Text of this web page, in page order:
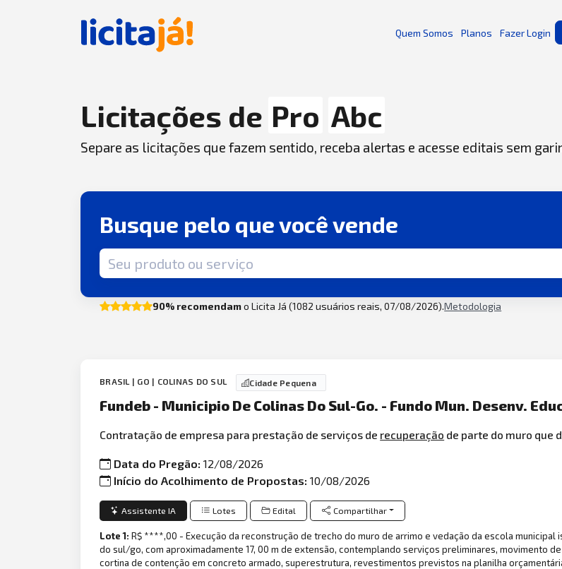
Quem Somos Planos Fazer Login
Licitações de Pro Abc
Separe as licitações que fazem sentido, receba alertas e acesse editais sem
Busque pelo que você vende
Termo de busca
90% recomendamo Licita Já (1082 usuários reais, 07/08/2026).Metodologia
BRASIL | GO | COLINAS DO SUL Cidade Pequena
Fundeb - Municipio De Colinas Do Sul-Go. - Fundo Mun. Desenv.
Contratação de empresa para prestação de serviços de recuperação de parte do muro que
Data do Pregão:12/08/2026
Início do Acolhimento de Propostas:10/08/2026
Assistente IA Lotes Edital Compartilhar
Lote 1:R$ ****,00 - Execução da reconstrução de trecho do muro de arrimo e vedação da escola
do sul/go, com aproximadamente 17, 00 m de extensão, contemplando serviços preliminares, movimento
cortina de contenção em concreto armado, superestrutura, revestimentos previstos na planilha